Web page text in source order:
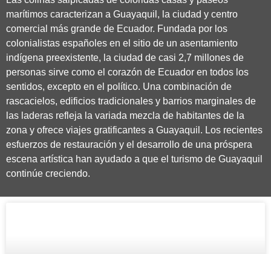
marítimos caracterizan a Guayaquil, la ciudad y centro
comercial más grande de Ecuador. Fundada por los
colonialistas españoles en el sitio de un asentamiento
indígena preexistente, la ciudad de casi 2,7 millones de
personas sirve como el corazón de Ecuador en todos los
sentidos, excepto en el político. Una combinación de
rascacielos, edificios tradicionales y barrios marginales de
las laderas refleja la variada mezcla de habitantes de la
zona y ofrece viajes gratificantes a Guayaquil. Los recientes
esfuerzos de restauración y el desarrollo de una próspera
escena artística han ayudado a que el turismo de Guayaquil
continúe creciendo.